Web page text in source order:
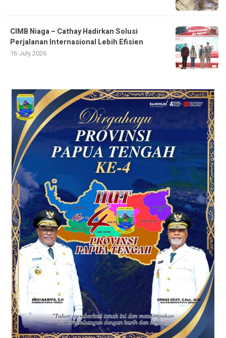
CIMB Niaga – Cathay Hadirkan Solusi
Perjalanan Internasional Lebih Efisien
16 July 2026